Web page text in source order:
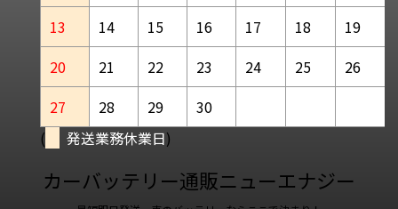
13
14 15 16 17 18
19
20
21 22 23 24 25
26
27
28 29
30
(
発送業務休業日)
カーバッテリー通販ニューエナジー